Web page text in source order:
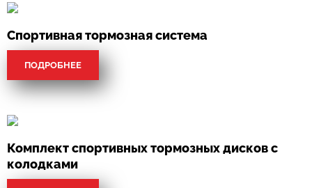
Спортивная тормозная система
ПОДРОБНЕЕ
Комплект спортивных тормозных дисков с
колодками